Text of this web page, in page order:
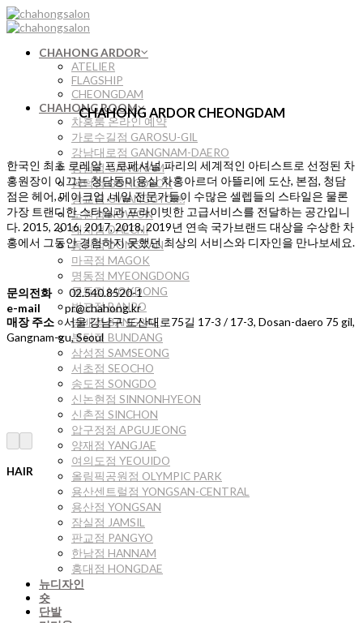
Skip
to
CHAHONG ARDOR
ATELIER
FLAGSHIP
CHEONGDAM
CHAHONG ROOM
차홍룸 온라인 예약
가로수길점 GAROSU-GIL
강남대로점 GANGNAM-DAERO
강남점 GANGNAM
공덕점 GONGDEOK
광교점 GWANGGYO￼
노원점 NOWON
대치점 DAECHI
동탄점 DONGTAN
마곡점 MAGOK
명동점 MYEONGDONG
목동점 MOKDONG
반포점 BANPO
방배점 BANGBAE
분당점 BUNDANG
삼성점 SAMSEONG
서초점 SEOCHO
송도점 SONGDO
신논현점 SINNONHYEON
신촌점 SINCHON
압구정점 APGUJEONG
양재점 YANGJAE
여의도점 YEOUIDO
올림픽공원점 OLYMPIC PARK
용산센트럴점 YONGSAN-CENTRAL
용산점 YONGSAN
잠실점 JAMSIL
판교점 PANGYO
한남점 HANNAM
홍대점 HONGDAE
뉴디자인
숏
단발
CHAHONG ARDOR CHEONGDAM
한국인 최초 로레알 프로페셔널 파리의 세계적인 아티스트로 선정된 차
홍원장이 이끄는 청담동미용실 차홍아르더 아뜰리에 도산, 본점, 청담
점은 헤어, 메이크업 ,네일 전문가들이 수많은 셀렙들의 스타일은 물론
가장 트랜디한 스타일과 프라이빗한 고급서비스를 전달하는 공간입니
다. 2015, 2016, 2017, 2018, 2019년 연속 국가브랜드 대상을 수상한 차
홍에서 그동안 경험하지 못했던 최상의 서비스와 디자인을 만나보세요.
문의전화02.540.8520-1
e-mail
pr@chahong.kr
매장 주소 서울 강남구 도산대로75길 17-3 / 17-3, Dosan-daero 75 gil,
Gangnam-gu, Seoul
HAIR